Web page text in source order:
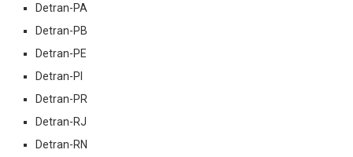
Detran-PA
Detran-PB
Detran-PE
Detran-PI
Detran-PR
Detran-RJ
Detran-RN